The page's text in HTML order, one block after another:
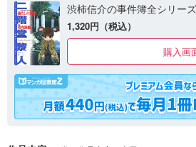
渋柿信介の事件簿全シリー
1,320円（税込）
購入画